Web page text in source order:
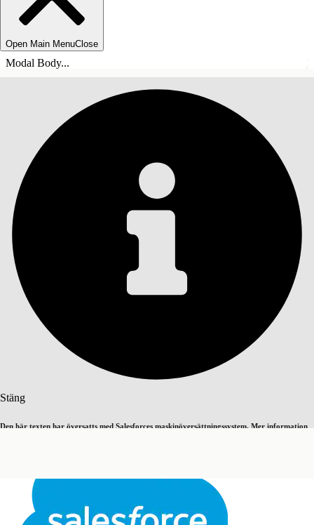
Open Main MenuClose
Modal Body...
Stäng
Den här texten har översatts med Salesforces maskinöversättningssystem. Mer information
StängStäng
Innehållsförteckningar
INNEHÅLLSFÖRTECKNINGAR